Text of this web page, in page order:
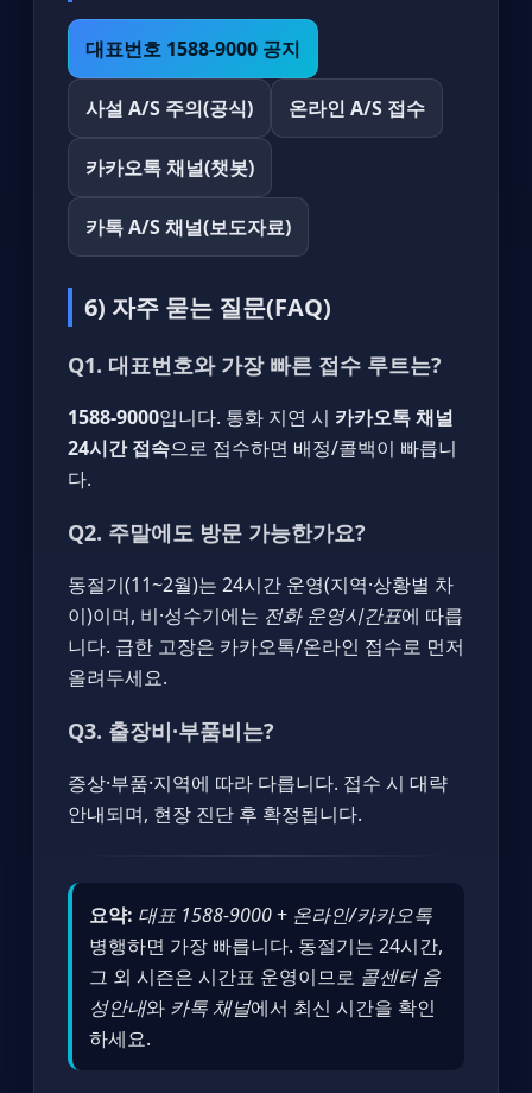
대표번호 1588-9000 공지
사설 A/S 주의(공식) 온라인 A/S 접수
카카오톡 채널(챗봇)
카톡 A/S 채널(보도자료)
6) 자주 묻는 질문(FAQ)
Q1. 대표번호와 가장 빠른 접수 루트는?
1588-9000입니다. 통화 지연 시 카카오톡 채널
24시간 접속으로 접수하면 배정/콜백이 빠릅니
다.
Q2. 주말에도 방문 가능한가요?
동절기(11~2월)는 24시간 운영(지역·상황별 차
이)이며, 비·성수기에는 전화 운영시간표에 따릅
니다. 급한 고장은 카카오톡/온라인 접수로 먼저
올려두세요.
Q3. 출장비·부품비는?
증상·부품·지역에 따라 다릅니다. 접수 시 대략
안내되며, 현장 진단 후 확정됩니다.
요약: 대표 1588-9000+ 온라인/카카오톡
병행하면 가장 빠릅니다. 동절기는 24시간,
그 외 시즌은 시간표 운영이므로 콜센터 음
성안내와 카톡 채널에서 최신 시간을 확인
하세요.